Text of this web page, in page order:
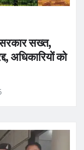
सरकार सख्त,
अधिकारियों को